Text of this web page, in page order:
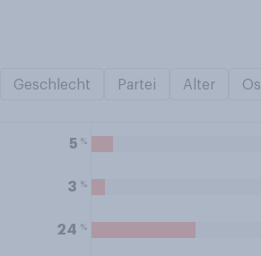
Geschlecht Partei Alter
5 %
3 %
24 %